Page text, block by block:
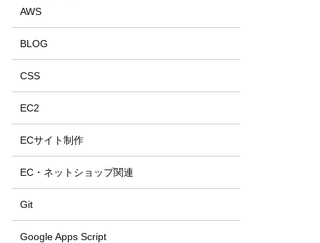
AWS
BLOG
CSS
EC2
ECサイト制作
EC・ネットショップ関連
Git
Google Apps Script